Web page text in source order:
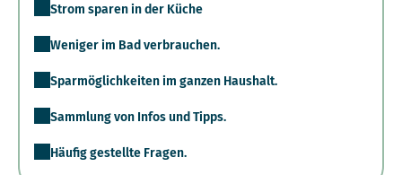
Strom sparen in der Küche
Weniger im Bad verbrauchen.
Sparmöglichkeiten im ganzen Haushalt.
Sammlung von Infos und Tipps.
Häufig gestellte Fragen.